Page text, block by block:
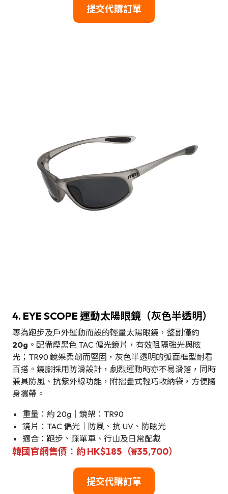
提交代購訂單
4. EYE SCOPE 運動太陽眼鏡（灰色半透明）
專為跑步及戶外運動而設的輕量太陽眼鏡，整副僅約
20g 。配備煙黑色 TAC 偏光鏡片，有效阻隔強光與眩
光；TR90 鏡架柔韌而堅固，灰色半透明的弧面框型耐看
百搭。鏡腳採用防滑設計，劇烈運動時亦不易滑落，同時
兼具防風、抗紫外線功能，附摺疊式輕巧收納袋，方便隨
身攜帶。
重量：約 20g｜鏡架：TR90
鏡片：TAC 偏光｜防風、抗 UV、防眩光
適合：跑步、踩單車、行山及日常配戴
韓國官網售價：約 HK$185（₩35,700）
提交代購訂單